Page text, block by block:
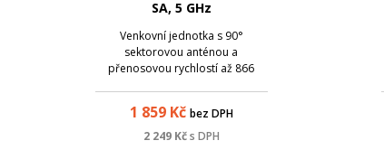
SA, 5 GHz
Venkovní jednotka s 90°
sektorovou anténou a
přenosovou rychlostí až 866
1 859Kč bez DPH
2 249Kčs DPH